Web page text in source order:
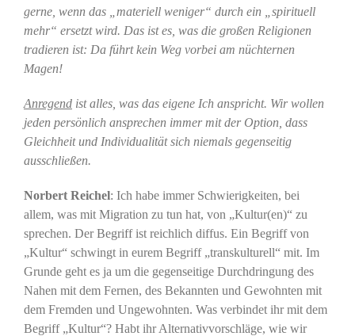
gerne, wenn das „materiell weniger“ durch ein „spirituell
mehr“ ersetzt wird. Das ist es, was die großen Religionen
tradieren ist: Da führt kein Weg vorbei am nüchternen
Magen!
Anregendist alles, was das eigene Ich anspricht. Wir wollen
jeden persönlich ansprechen immer mit der Option, dass
Gleichheit und Individualität sich niemals gegenseitig
ausschließen.
Norbert Reichel: Ich habe immer Schwierigkeiten, bei
allem, was mit Migration zu tun hat, von „Kultur(en)“ zu
sprechen. Der Begriff ist reichlich diffus. Ein Begriff von
„Kultur“ schwingt in eurem Begriff „transkulturell“ mit. Im
Grunde geht es ja um die gegenseitige Durchdringung des
Nahen mit dem Fernen, des Bekannten und Gewohnten mit
dem Fremden und Ungewohnten. Was verbindet ihr mit dem
Begriff „Kultur“? Habt ihr Alternativvorschläge, wie wir